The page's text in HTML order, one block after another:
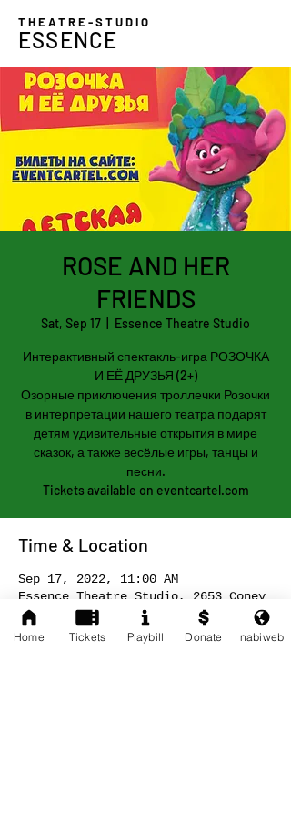
THEATRE-STUDIO
ESSENCE
ROSE AND HER
FRIENDS
Sat, Sep 17 Essence Theatre Studio
Интерактивный спектакль-игра РОЗОЧКА
И ЕЁ ДРУЗЬЯ (2+)
Озорные приключения троллечки Розочки
в интерпретации нашего театра подарят
детям удивительные открытия в мире
сказок, а также весёлые игры, танцы и
песни.
Tickets available on eventcartel.com
Time & Location
Sep 17, 2022, 11:00 AM
Essence Theatre Studio, 2653 Coney
Island Ave, Brooklyn, NY 11223, USA
Home Tickets Playbill Donate nabiweb